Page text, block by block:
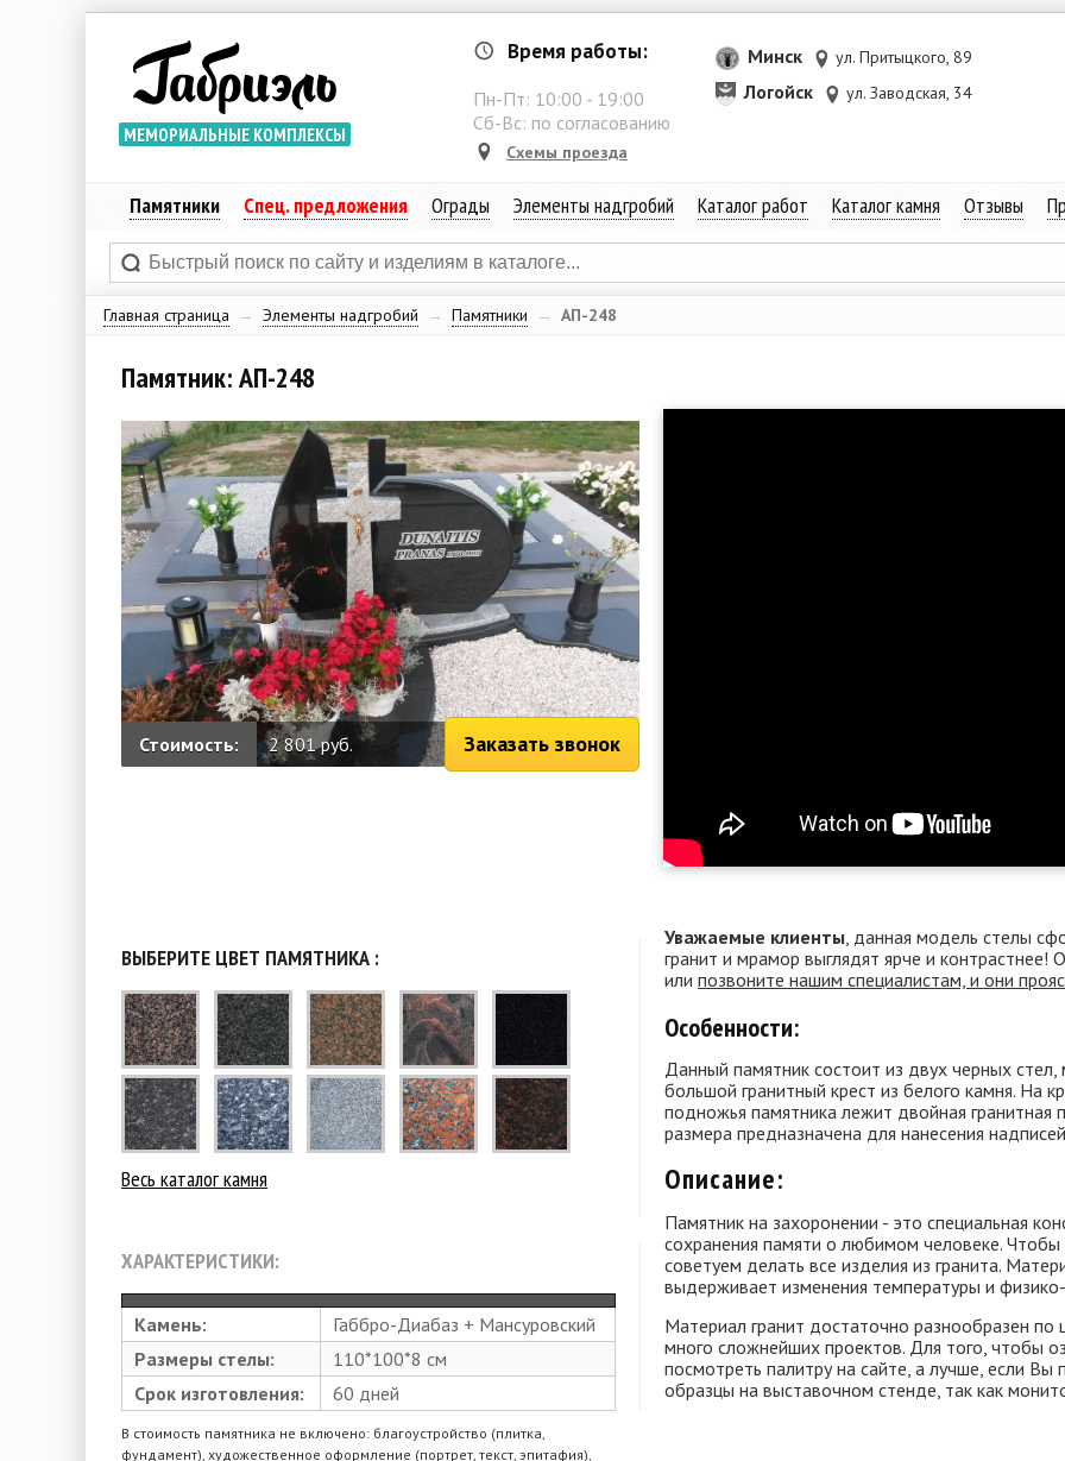
МЕМОРИАЛЬНЫЕ КОМПЛЕКСЫ
Время работы:
Пн-Пт: 10:00 - 19:00
Сб-Вс: по согласованию
Схемы проезда
Минск ул. Притыцкого, 89
Логойск ул. Заводская, 34
Памятники Спец. предложения Ограды Элементы надгробий Каталог работ Каталог камня Отзывы
Главная страница → Элементы надгробий → Памятники → АП-248
Памятник: АП-248
Стоимость: 2 801 руб. Заказать звонок
ВЫБЕРИТЕ ЦВЕТ ПАМЯТНИКА :
Весь каталог камня
ХАРАКТЕРИСТИКИ:
Камень:
Габбро-Диабаз + Мансуровский
Размеры стелы:
110*100*8 см
Срок изготовления:
60 дней
В стоимость памятника не включено: благоустройство (плитка,
фундамент), художественное оформление (портрет, текст, эпитафия),
Уважаемые клиенты , данная модель стелы
гранит и мрамор выглядят ярче и контрастнее!
или позвоните нашим специалистам, и они
Особенности:
Данный памятник состоит из двух черных
большой гранитный крест из белого камня. На
подножья памятника лежит двойная гранитная
размера предназначена для нанесения
Описание:
Памятник на захоронении - это специальная
сохранения памяти о любимом человеке.
советуем делать все изделия из гранита.
выдерживает изменения температуры и
Материал гранит достаточно разнообразен
много сложнейших проектов. Для того, чтобы
посмотреть палитру на сайте, а лучше, если
образцы на выставочном стенде, так как